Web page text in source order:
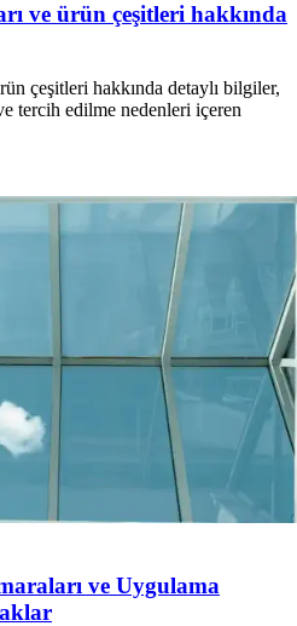
ve ürün çeşitleri hakkında
çeşitleri hakkında detaylı bilgiler,
tercih edilme nedenleri içeren
ve Uygulama